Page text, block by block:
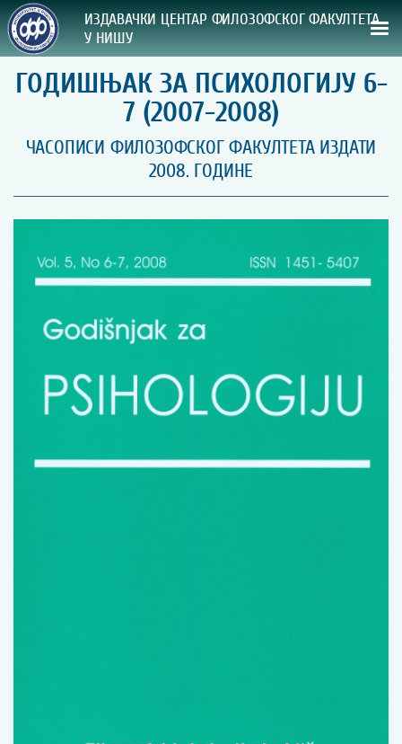
ИЗДАВАЧКИ ЦЕНТАР ФИЛОЗОФСКОГ ФАКУЛТЕТА
У НИШУ
СВА НАША ИЗДАЊА
ВРСТА ИЗДАЊА:
ГОДИНА ОБЈАВЉИВАЊА:
ПРЕГЛЕД
УПУТСТВА
Правилник о издавачкој делатности
Изјава о ауторству
Изјава о лектури
Изјава о коришћењу ауторског дела
Логотипи
ГОДИШЊАК ЗА ПСИХОЛОГИЈУ 6-
7 (2007-2008)
ЧАСОПИСИ ФИЛОЗОФСКОГ ФАКУЛТЕТА ИЗДАТИ
2008. ГОДИНЕ